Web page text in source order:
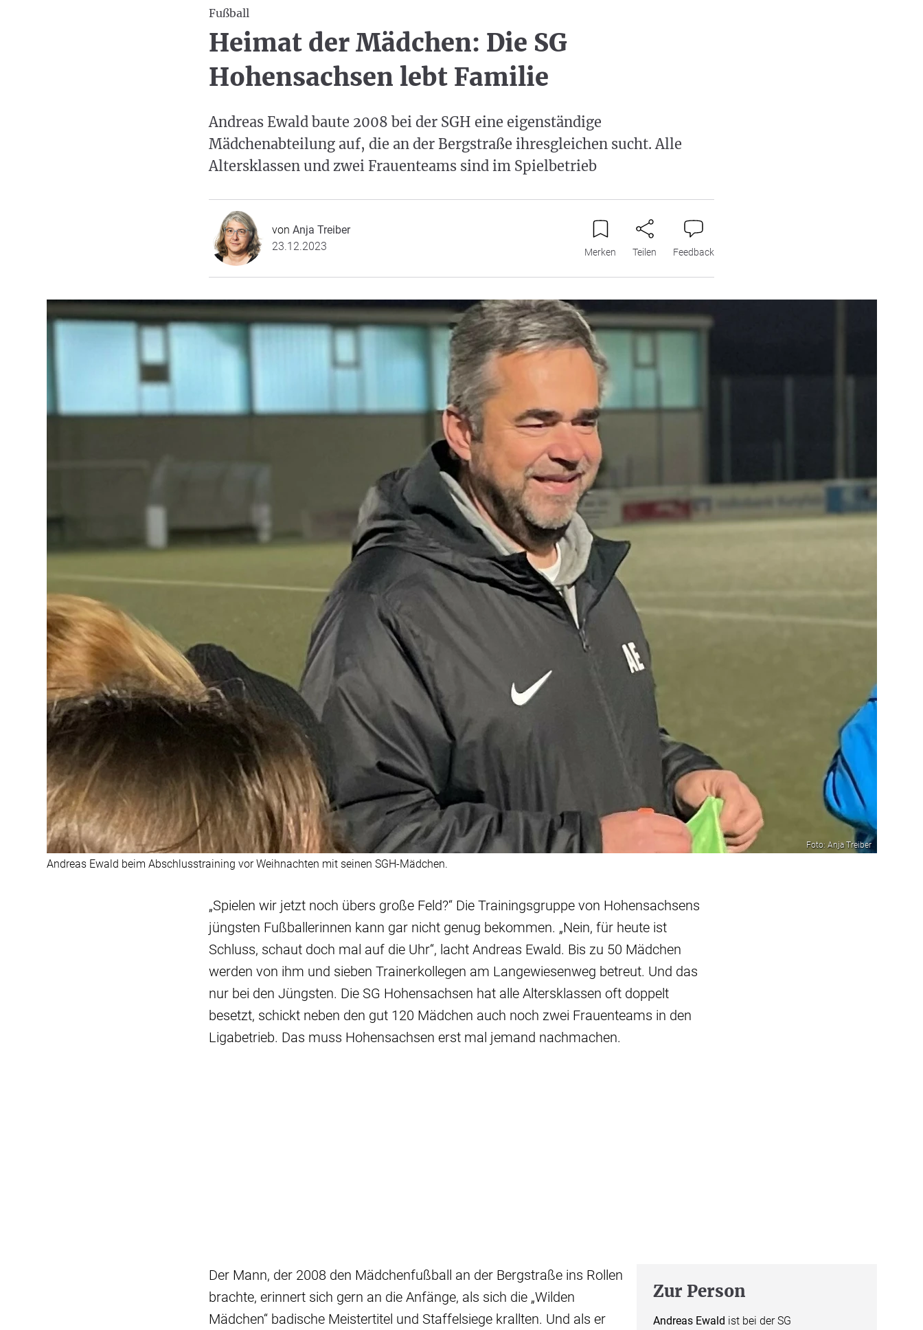
Fußball
Heimat der Mädchen: Die SG
Hohensachsen lebt Familie
Andreas Ewald baute 2008 bei der SGH eine eigenständige
Mädchenabteilung auf, die an der Bergstraße ihresgleichen sucht. Alle
Altersklassen und zwei Frauenteams sind im Spielbetrieb
von Anja Treiber
23.12.2023
Merken Teilen Feedback
Foto: Anja Treiber
Andreas Ewald beim Abschlusstraining vor Weihnachten mit seinen SGH-Mädchen.
„Spielen wir jetzt noch übers große Feld?“ Die Trainingsgruppe von Hohensachsens
jüngsten Fußballerinnen kann gar nicht genug bekommen. „Nein, für heute ist
Schluss, schaut doch mal auf die Uhr“, lacht Andreas Ewald. Bis zu 50 Mädchen
werden von ihm und sieben Trainerkollegen am Langewiesenweg betreut. Und das
nur bei den Jüngsten. Die SG Hohensachsen hat alle Altersklassen oft doppelt
besetzt, schickt neben den gut 120 Mädchen auch noch zwei Frauenteams in den
Ligabetrieb. Das muss Hohensachsen erst mal jemand nachmachen.
Zur Person
Andreas Ewald ist bei der SG
Der Mann, der 2008 den Mädchenfußball an der Bergstraße ins Rollen
brachte, erinnert sich gern an die Anfänge, als sich die „Wilden
Mädchen“ badische Meistertitel und Staffelsiege krallten. Und als er